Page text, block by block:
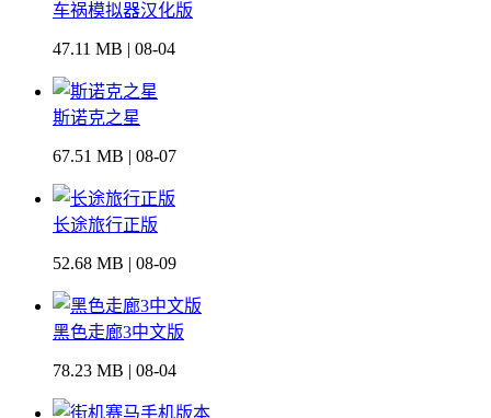
车祸模拟器汉化版
47.11 MB | 08-04
斯诺克之星
67.51 MB | 08-07
长途旅行正版
52.68 MB | 08-09
黑色走廊3中文版
78.23 MB | 08-04